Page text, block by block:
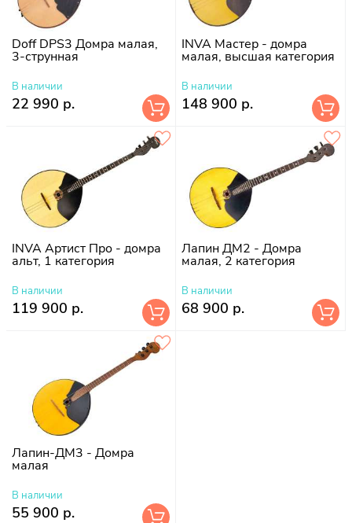
Doff DPS3 Домра малая,
3-струнная
В наличии
22 990 р.
INVA Мастер - домра
малая, высшая категория
В наличии
148 900 р.
INVA Артист Про - домра
альт, 1 категория
В наличии
119 900 р.
Лапин ДМ2 - Домра
малая, 2 категория
В наличии
68 900 р.
Лапин-ДМ3 - Домра
малая
В наличии
55 900 р.